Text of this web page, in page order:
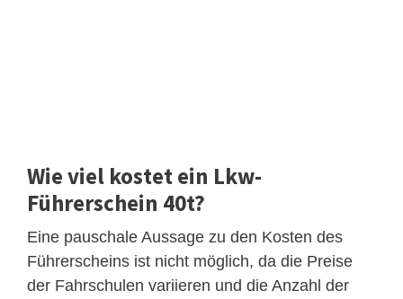
Wie viel kostet ein Lkw-
Führerschein 40t?
Eine pauschale Aussage zu den Kosten des
Führerscheins ist nicht möglich, da die Preise
der Fahrschulen variieren und die Anzahl der